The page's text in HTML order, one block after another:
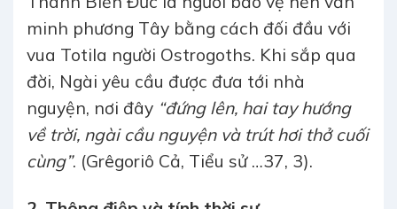
minh phương Tây bằng cách đối đầu với
vua Totila người Ostrogoths. Khi sắp qua
đời, Ngài yêu cầu được đưa tới nhà
nguyện, nơi đây “đứng lên, hai tay hướng
về trời, ngài cầu nguyện và trút hơi thở cuối
cùng”. (Grêgoriô Cả, Tiểu sử …37, 3).